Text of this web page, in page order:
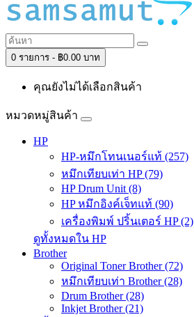
0 รายการ - ฿0.00 บาท
คุณยังไม่ได้เลือกสินค้า
หมวดหมู่สินค้า
HP
HP-หมึกโทนเนอร์แท้ (257)
หมึกเทียบเท่า HP (79)
HP Drum Unit (8)
HP หมึกอิงค์เจ็ทแท้ (90)
เครื่องพิมพ์ ปริ้นเตอร์ HP (2)
ดูทั้งหมดใน HP
Brother
Original Toner Brother (72)
หมึกเทียบเท่า Brother (28)
Drum Brother (28)
Inkjet Brother (21)